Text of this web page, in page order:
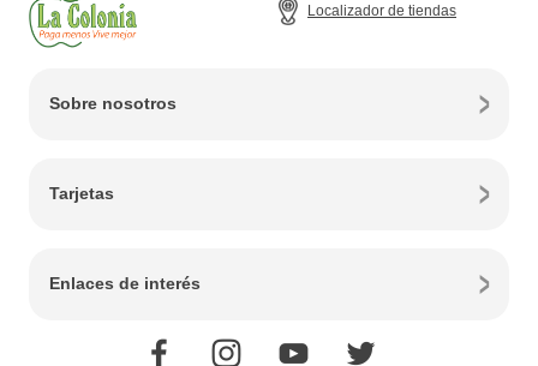
Localizador de tiendas
Sobre nosotros
Tarjetas
Enlaces de interés